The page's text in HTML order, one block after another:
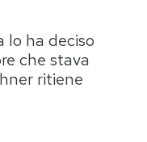
Idee
Boomer!
lo ha deciso
che stava
ritiene